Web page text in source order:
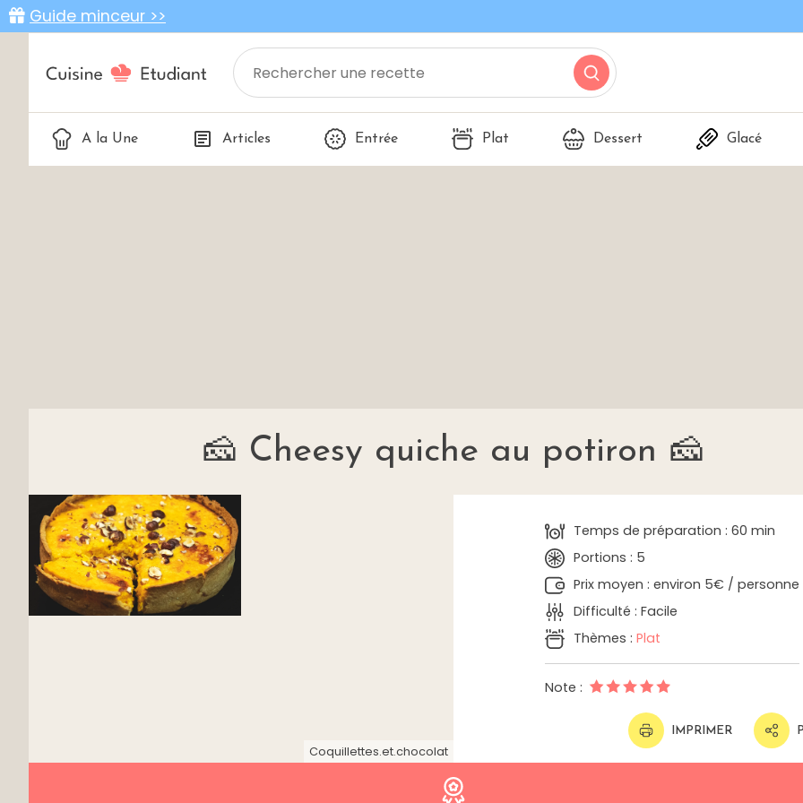
Guide minceur >>
A la Une Articles Entrée Plat Dessert Glacé
🧀 Cheesy quiche au potiron 🧀
Coquillettes.et.chocolat
Temps de préparation : 60 min
Portions : 5
Prix moyen : environ 5€ / personne
Difficulté : Facile
Thèmes :Plat
Note :
IMPRIMER